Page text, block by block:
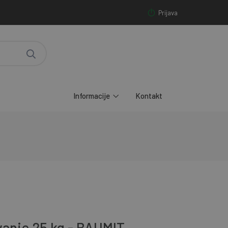
Prijava
Informacije Kontakt